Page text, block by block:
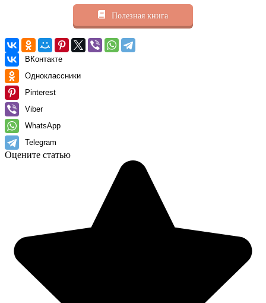
Полезная книга
ВКонтакте
Одноклассники
Pinterest
Viber
WhatsApp
Telegram
Оцените статью